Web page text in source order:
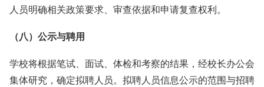
人员明确相关政策要求、审查依据和申请复查权利。
（八）公示与聘用
学校将根据笔试、面试、体检和考察的结果，经校长办公会
集体研究，确定拟聘人员。拟聘人员信息公示的范围与招聘